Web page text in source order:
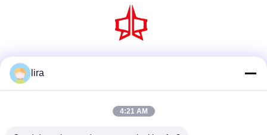
lira
4:21 AM